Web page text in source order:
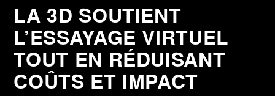
LA 3D SOUTIENT
L’ESSAYAGE VIRTUEL
TOUT EN RÉDUISANT
COÛTS ET IMPACT